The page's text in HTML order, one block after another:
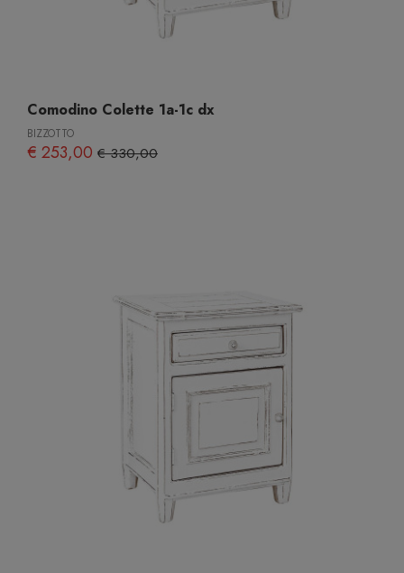
Comodino Colette 1a-1c dx
BIZZOTTO
€ 253,00 € 330,00